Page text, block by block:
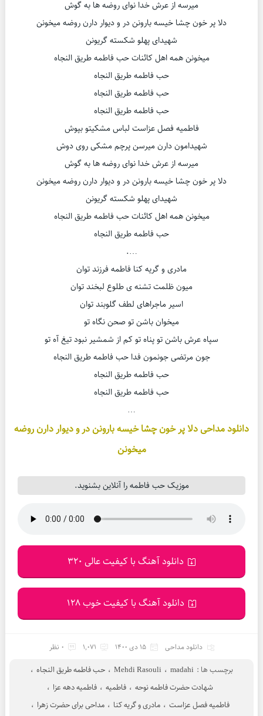
میرسه از عرش خدا نوای روضه ها به گوش
دلا پر خون چشا خیسه بارونن در و دیوار دارن روضه میخونن
شهیدای پهلو شکسته گریونن
میخونن همه اهل کائنات حب فاطمه طریق النجاه
حب فاطمه طریق النجاه
حب فاطمه طریق النجاه
حب فاطمه طریق النجاه
فاطمیه فصل عزاست لباس مشکیتو بپوش
شهیدامون دارن میرسن پرچم مشکی روی دوش
میرسه از عرش خدا نوای روضه ها به گوش
دلا پر خون چشا خیسه بارونن در و دیوار دارن روضه میخونن
شهیدای پهلو شکسته گریونن
میخونن همه اهل کائنات حب فاطمه طریق النجاه
حب فاطمه طریق النجاه
….
مادری و گریه کنا فاطمه فرزند توان
میون ظلمت تشنه ی طلوع لبخند توان
اسیر ماجراهای لطف گلوبند توان
میخوان باشن تو صحن نگاه تو
سپاه عرش باشن تو پناه تو کم از شمشیر نبود تیغ آه تو
جون مرتضی جونمون فدا حب فاطمه طریق النجاه
حب فاطمه طریق النجاه
حب فاطمه طریق النجاه
…
دانلود مداحی دلا پر خون چشا خیسه بارونن در و دیوار دارن روضه
میخونن
موزیک حب فاطمه را آنلاین بشنوید.
دانلود آهنگ با کیفیت عالی 320
دانلود آهنگ با کیفیت خوب 128
دانلود مداحی 15 دی 1400 1,071 0 نظر
برچسب ها : madahi ، Mehdi Rasouli ، حب فاطمه طریق النجاه ،
شهادت حضرت فاطمه نوحه ، فاطمیه ، فاطمیه دهه عزا ،
فاطمیه فصل عزاست ، مادری و گریه کنا ، مداحی برای حضرت زهرا ،